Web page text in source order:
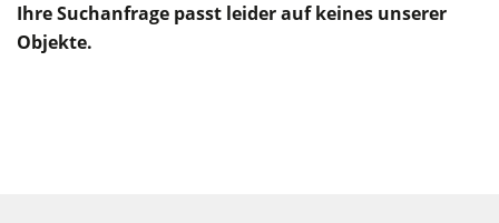
Ihre Suchanfrage passt leider auf keines unserer
Objekte.